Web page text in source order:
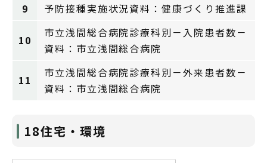
9
予防接種実施状況資料：健康づくり推進課
10
市立浅間総合病院診療科別－入院患者数－
資料：市立浅間総合病院
11
市立浅間総合病院診療科別－外来患者数－
資料：市立浅間総合病院
18住宅・環境